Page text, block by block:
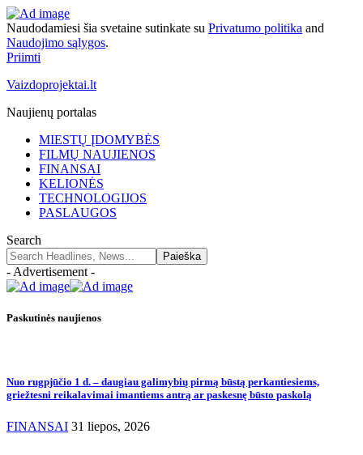
Naudodamiesi šia svetaine sutinkate su Privatumo politika and
Naudojimo sąlygos.
Priimti
Vaizdoprojektai.lt
Naujienų portalas
MIESTŲ ĮDOMYBĖS
FILMŲ NAUJIENOS
FINANSAI
KELIONĖS
TECHNOLOGIJOS
PASLAUGOS
Search
- Advertisement -
Paskutinės naujienos
Nuo rugpjūčio 1 d. – daugiau galimybių pirmą būstą perkantiesiems,
griežtesni reikalavimai imantiems antrą ar paskesnę būsto paskolą
FINANSAI 31 liepos, 2026